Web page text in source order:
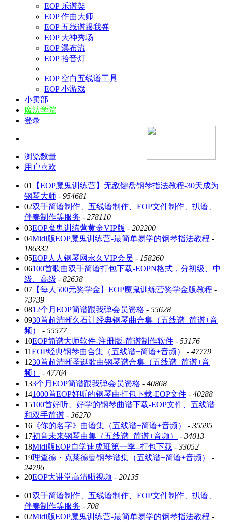
EOP 乐谱架
EOP 作曲大师
EOP 五线谱跟我弹
EOP 大神秀场
EOP 瀑布流
EOP 拾音灯
EOP 空白五线谱工具
EOP 小游戏
小卖部
魔法学院
登录
浏览数量
用户喜欢
01
【EOP魔鬼训练营】无敌键盘钢琴指法教程-30天成为
钢琴大师 - 954681
02双手简谱制作、五线谱制作、EOP文件制作、扒谱、
伴奏制作等服务 - 278110
03EOP魔鬼训练营黄金VIP版 - 202200
04Midi版EOP魔鬼训练营-最简单易学的钢琴指法教程 -
186332
05EOP人人钢琴网永久VIP会员 - 158260
06100首歌曲双手简谱打包下载-EOPN格式，分初级、中
级、高级 - 82638
07 【每人500元奖学金】EOP魔鬼训练营奖学金版教程 -
73739
0812个月EOP简谱跟我弹会员资格 - 55628
0930首超清晰久石让经典钢琴曲合集（五线谱+简谱+音
频）
- 55577
10EOP简谱大师软件-注册版-简谱制作软件 - 53176
11EOP经典钢琴曲合集（五线谱+简谱+音频） - 47779
1230首超清晰圣诞歌曲钢琴谱合集（五线谱+简谱+音
频）
- 47764
133个月EOP简谱跟我弹会员资格 - 40868
141000首EOP好听的钢琴曲打包下载-EOP文件 - 40288
15100首好听、好学的钢琴曲谱下载-EOP文件、五线谱
和双手简谱 - 36270
16 《你的名字》曲谱集（五线谱+简谱+音频） - 35595
17初音未来钢琴曲集（五线谱+简谱+音频） - 34013
18Midi版EOP自学速成班第一季--打包下载 - 33052
19理查德・克莱德曼钢琴谱集（五线谱+简谱+音频）
-
24796
20EOP大讲堂高清晰视频 - 20135
01双手简谱制作、五线谱制作、EOP文件制作、扒谱、
伴奏制作等服务 - 708
02Midi版EOP魔鬼训练营-最简单易学的钢琴指法教程 -